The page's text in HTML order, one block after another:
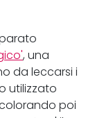
, una
da leccarsi i
utilizzato
poi